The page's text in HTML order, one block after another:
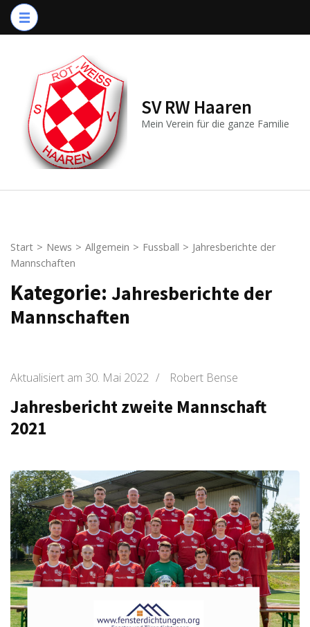
Zum
Inhalt
drücken)
SV RW Haaren
Mein Verein für die ganze Familie
Start > News > Allgemein > Fussball > Jahresberichte der
Mannschaften
Kategorie: Jahresberichte der
Mannschaften
Aktualisiert am 30. Mai 2022 / Robert Bense
Jahresbericht zweite Mannschaft
2021